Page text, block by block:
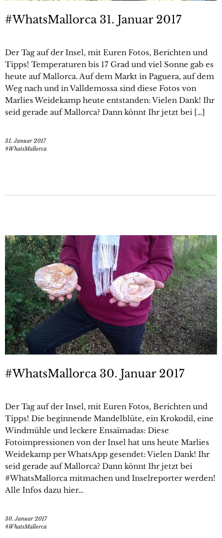
#WhatsMallorca 31. Januar 2017
Der Tag auf der Insel, mit Euren Fotos, Berichten und
Tipps! Temperaturen bis 17 Grad und viel Sonne gab es
heute auf Mallorca. Auf dem Markt in Paguera, auf dem
Weg nach und in Valldemossa sind diese Fotos von
Marlies Weidekamp heute entstanden: Vielen Dank! Ihr
seid gerade auf Mallorca? Dann könnt Ihr jetzt bei […]
31. Januar 2017
#WhatsMallorca
#WhatsMallorca 30. Januar 2017
Der Tag auf der Insel, mit Euren Fotos, Berichten und
Tipps! Die beginnende Mandelblüte, ein Krokodil, eine
Windmühle und leckere Ensaïmadas: Diese
Fotoimpressionen von der Insel hat uns heute Marlies
Weidekamp per WhatsApp gesendet: Vielen Dank! Ihr
seid gerade auf Mallorca? Dann könnt Ihr jetzt bei
#WhatsMallorca mitmachen und Inselreporter werden!
Alle Infos dazu hier…
30. Januar 2017
#WhatsMallorca